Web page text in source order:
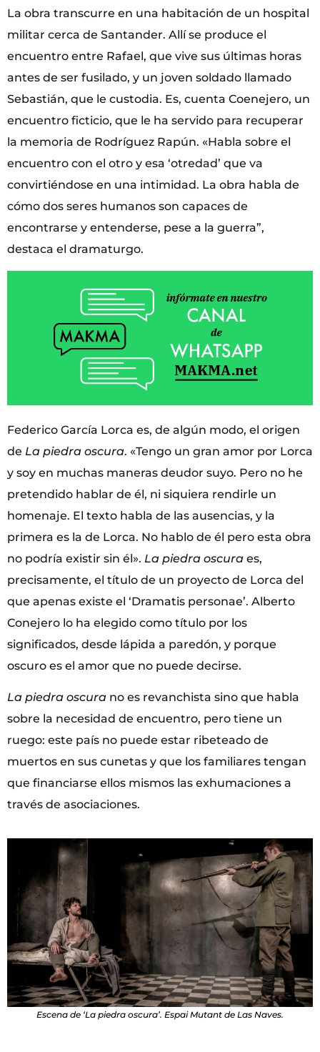
La obra transcurre en una habitación de un hospital
militar cerca de Santander. Allí se produce el
encuentro entre Rafael, que vive sus últimas horas
antes de ser fusilado, y un joven soldado llamado
Sebastián, que le custodia. Es, cuenta Coenejero, un
encuentro ficticio, que le ha servido para recuperar
la memoria de Rodríguez Rapún. «Habla sobre el
encuentro con el otro y esa ‘otredad’ que va
convirtiéndose en una intimidad. La obra habla de
cómo dos seres humanos son capaces de
encontrarse y entenderse, pese a la guerra”,
destaca el dramaturgo.
Federico García Lorca es, de algún modo, el origen
de La piedra oscura. «Tengo un gran amor por Lorca
y soy en muchas maneras deudor suyo. Pero no he
pretendido hablar de él, ni siquiera rendirle un
homenaje. El texto habla de las ausencias, y la
primera es la de Lorca. No hablo de él pero esta obra
no podría existir sin él». La piedra oscura es,
precisamente, el título de un proyecto de Lorca del
que apenas existe el ‘Dramatis personae’. Alberto
Conejero lo ha elegido como título por los
significados, desde lápida a paredón, y porque
oscuro es el amor que no puede decirse.
La piedra oscura no es revanchista sino que habla
sobre la necesidad de encuentro, pero tiene un
ruego: este país no puede estar ribeteado de
muertos en sus cunetas y que los familiares tengan
que financiarse ellos mismos las exhumaciones a
través de asociaciones.
Escena de ‘La piedra oscura’. Espai Mutant de Las Naves.